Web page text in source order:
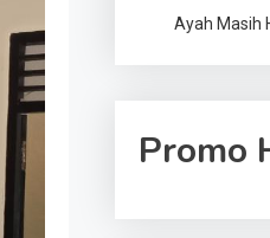
Ayah Masih
Promo